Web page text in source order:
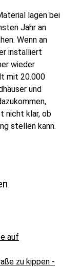
lagen bei
Jahr an
Wenn an
installiert
wieder
mit 20.000
und
nicht klar, ob
stellen kann.
auf
zu kippen -